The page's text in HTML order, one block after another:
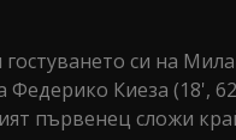
си на
Федерико Киеза (18',
първенец сложи